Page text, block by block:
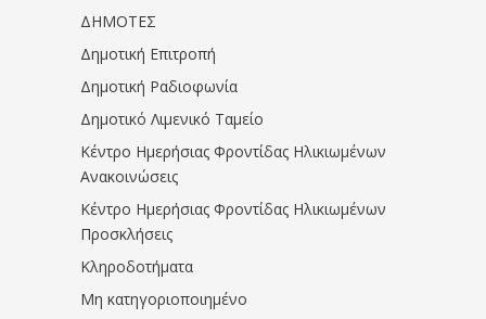
ΔΗΜΟΤΕΣ
Δημοτική Επιτροπή
Δημοτική Ραδιοφωνία
Δημοτικό Λιμενικό Ταμείο
Κέντρο Ημερήσιας Φροντίδας Ηλικιωμένων
Ανακοινώσεις
Κέντρο Ημερήσιας Φροντίδας Ηλικιωμένων
Προσκλήσεις
Κληροδοτήματα
Μη κατηγοριοποιημένο